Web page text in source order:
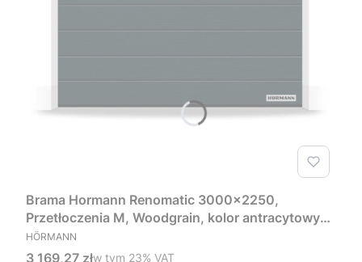
Brama Hormann Renomatic 3000x2250,
Przetłoczenia M, Woodgrain, kolor antracytowy
RAL 7016 + Prowadzenie Z
PRODUCENT
HÖRMANN
Cena brutto
3 169,27 złw tym %s VAT
w tym 23% VAT